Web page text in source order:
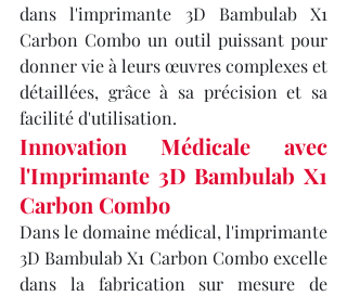
dans l'imprimante 3D Bambulab X1
Carbon Combo un outil puissant pour
donner vie à leurs œuvres complexes et
détaillées, grâce à sa précision et sa
facilité d'utilisation.
Innovation Médicale avec
l'Imprimante 3D Bambulab X1
Carbon Combo
Dans le domaine médical, l'imprimante
3D Bambulab X1 Carbon Combo excelle
dans la fabrication sur mesure de